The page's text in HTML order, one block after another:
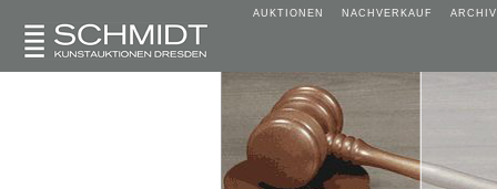
AUKTIONEN NACHVERKAUF ARCHIV